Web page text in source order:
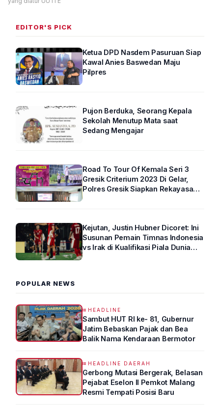
EDITOR'S PICK
Ketua DPD Nasdem Pasuruan Siap
Kawal Anies Baswedan Maju
Pilpres
Pujon Berduka, Seorang Kepala
Sekolah Menutup Mata saat
Sedang Mengajar
Road To Tour Of Kemala Seri 3
Gresik Criterium 2023 Di Gelar,
Polres Gresik Siapkan Rekayasa
Kejutan, Justin Hubner Dicoret: Ini
Susunan Pemain Timnas Indonesia
vs Irak di Kualifikasi Piala Dunia
POPULAR NEWS
HEADLINE
Sambut HUT RI ke- 81, Gubernur
Jatim Bebaskan Pajak dan Bea
Balik Nama Kendaraan Bermotor
HEADLINE DAERAH
Gerbong Mutasi Bergerak, Belasan
Pejabat Eselon II Pemkot Malang
Resmi Tempati Posisi Baru